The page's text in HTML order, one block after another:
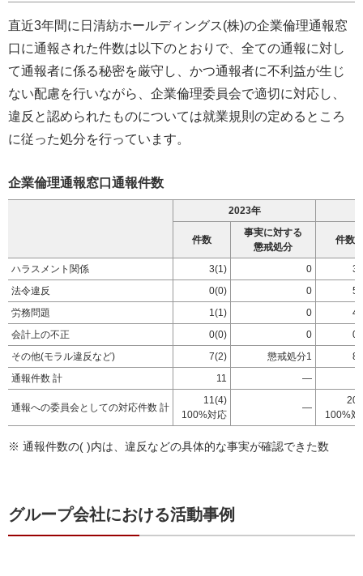
直近3年間に日清紡ホールディングス(株)の企業倫理通報窓
口に通報された件数は以下のとおりで、全ての通報に対し
て通報者に係る秘密を厳守し、かつ通報者に不利益が生じ
ない配慮を行いながら、企業倫理委員会で適切に対応し、
違反と認められたものについては就業規則の定めるところ
に従った処分を行っています。
企業倫理通報窓口通報件数
2023年
件数
事実に対する
懲戒処分
件数
ハラスメント関係 3(1) 0
法令違反
0(0) 0
労務問題
1(1) 0
会計上の不正
0(0) 0
その他(モラル違反など) 7(2) 懲戒処分1
通報件数 計
11 —
通報への委員会としての対応件数 計
11(4)
100%対応
—
100%対
※ 通報件数の( )内は、違反などの具体的な事実が確認できた数
グループ会社における活動事例